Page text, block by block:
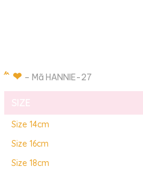
́ ́ ̂ ❤ – Mã HANNIE-27
SIZE
Size 14cm
Size 16cm
Size 18cm